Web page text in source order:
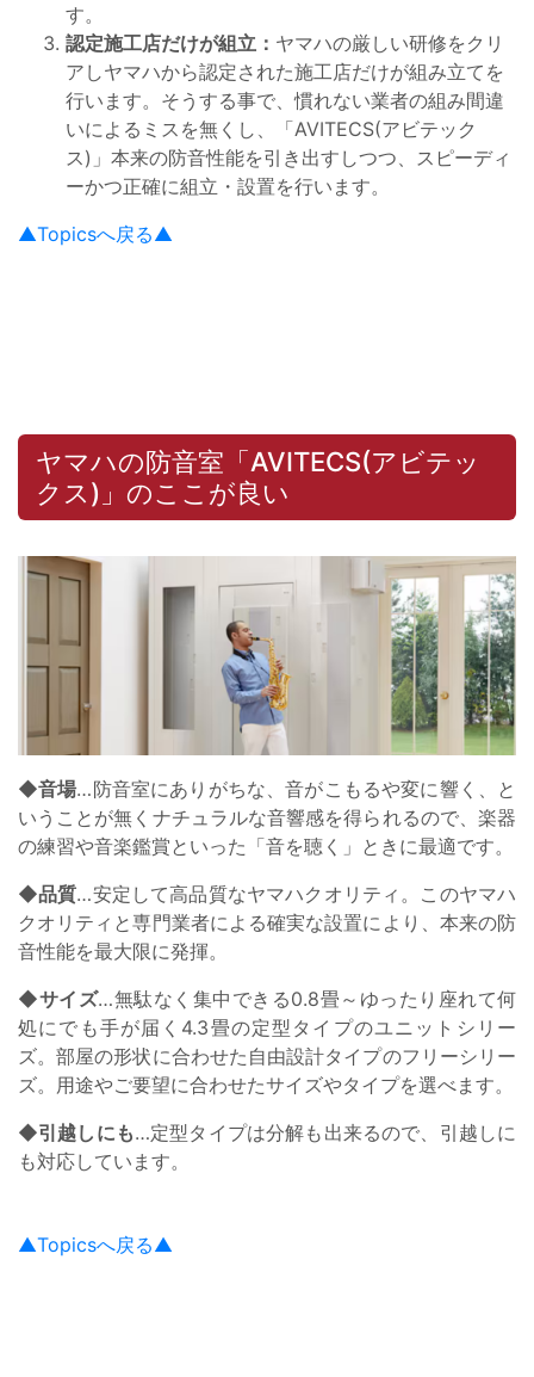
す。
認定施工店だけが組立： ヤマハの厳しい研修をクリ
アしヤマハから認定された施工店だけが組み立てを
行います。そうする事で、慣れない業者の組み間違
いによるミスを無くし、「AVITECS(アビテック
ス)」本来の防音性能を引き出すしつつ、スピーディ
ーかつ正確に組立・設置を行います。
▲Topicsへ戻る▲
ヤマハの防音室「AVITECS(アビテッ
クス)」のここが良い
◆音場…防音室にありがちな、音がこもるや変に響く、と
いうことが無くナチュラルな音響感を得られるので、楽器
の練習や音楽鑑賞といった「音を聴く」ときに最適です。
◆品質…安定して高品質なヤマハクオリティ。このヤマハ
クオリティと専門業者による確実な設置により、本来の防
音性能を最大限に発揮。
◆サイズ…無駄なく集中できる0.8畳～ゆったり座れて何
処にでも手が届く4.3畳の定型タイプのユニットシリー
ズ。部屋の形状に合わせた自由設計タイプのフリーシリー
ズ。用途やご要望に合わせたサイズやタイプを選べます。
◆引越しにも…定型タイプは分解も出来るので、引越しに
も対応しています。
▲Topicsへ戻る▲